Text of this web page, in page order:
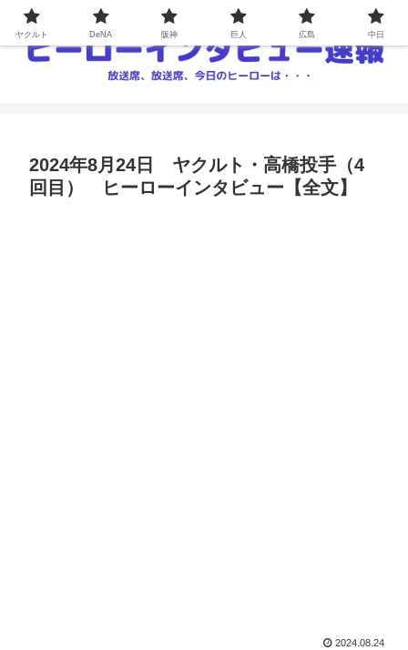
2024年8月24日 ヤクルト・高橋投手（4
回目） ヒーローインタビュー【全文】
2024.08.24
ヤクルト DeNA 阪神 巨人 広島 中日